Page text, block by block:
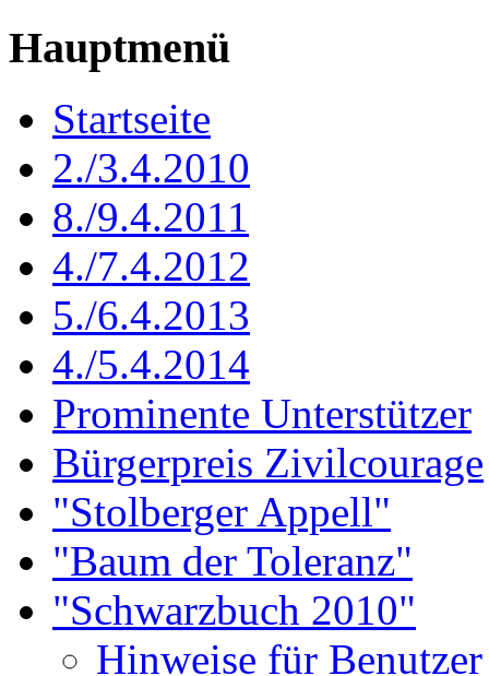
Hauptmenü
Startseite
2./3.4.2010
8./9.4.2011
4./7.4.2012
5./6.4.2013
4./5.4.2014
Prominente Unterstützer
Bürgerpreis Zivilcourage
"Stolberger Appell"
"Baum der Toleranz"
"Schwarzbuch 2010"
Hinweise für Benutzer